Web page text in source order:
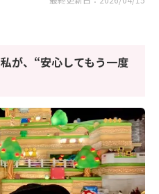
が、“安心してもう一度